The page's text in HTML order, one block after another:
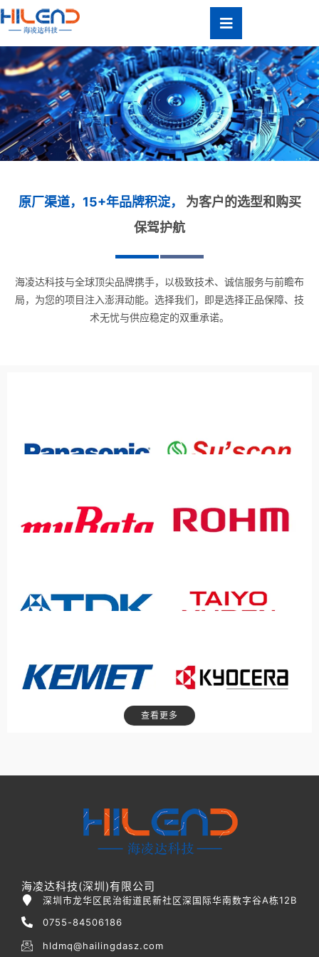
跳
至
Agent
原厂渠道，15+年品牌积淀，
为客户的选型和购买
保驾护航
海凌达科技与全球顶尖品牌携手，以极致技术、诚信服务与前瞻布
局，为您的项目注入澎湃动能。选择我们，即是选择正品保障、技
术无忧与供应稳定的双重承诺。
查看更多
海凌达科技(深圳)有限公司
深圳市龙华区民治街道民新社区深国际华南数字谷A栋12B
0755-84506186
hldmq@hailingdasz.com